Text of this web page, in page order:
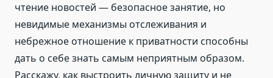
чтение новостей — безопасное занятие, но
невидимые механизмы отслеживания и
небрежное отношение к приватности способны
дать о себе знать самым неприятным образом.
Расскажу, как выстроить личную защиту и не